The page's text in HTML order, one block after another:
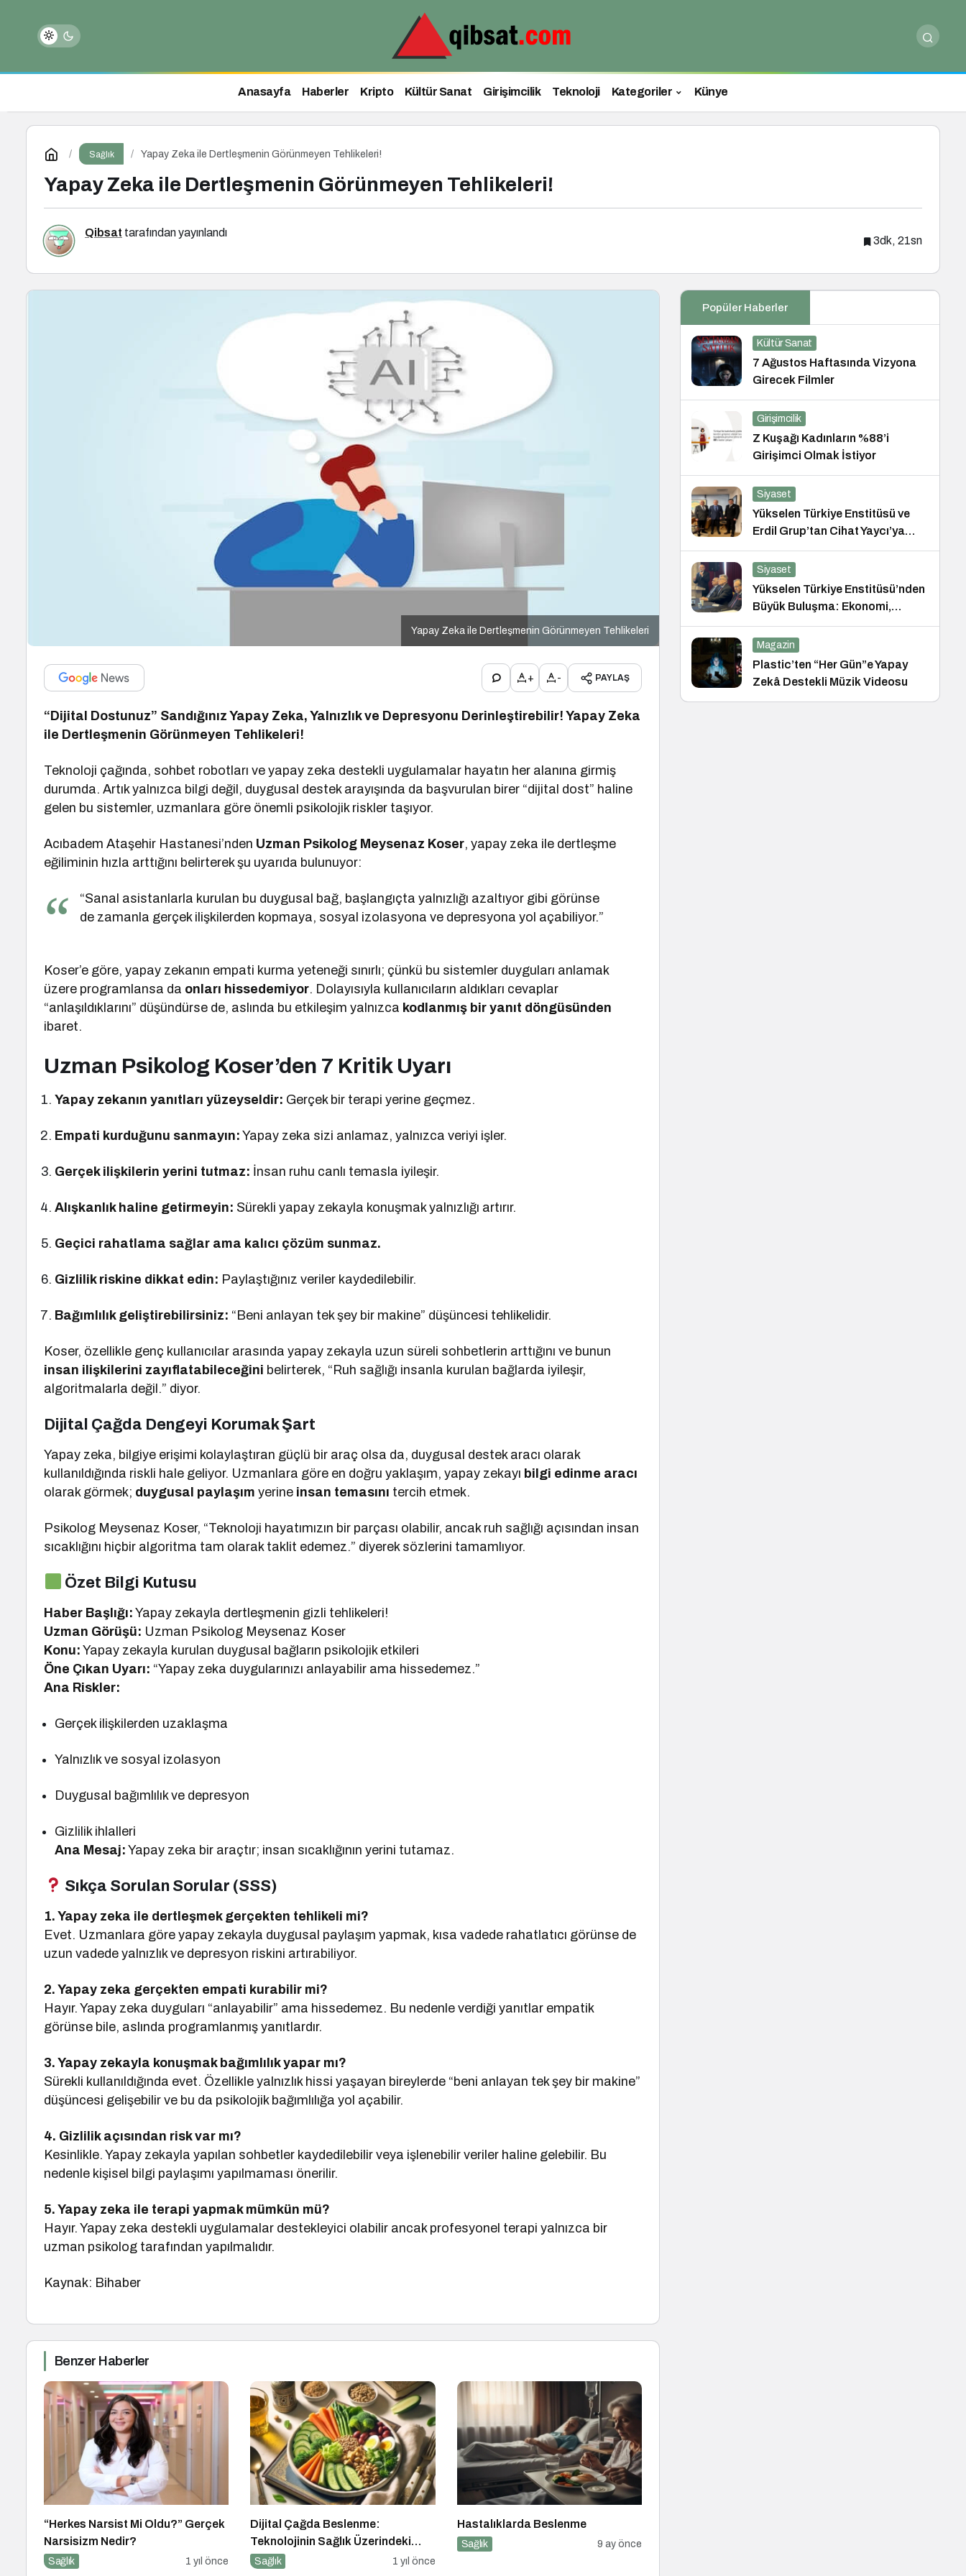
Anasayfa Haberler Kripto Kültür Sanat Girişimcilik Teknoloji Kategoriler Künye
Sağlık Yapay Zeka ile Dertleşmenin Görünmeyen Tehlikeleri!
Yapay Zeka ile Dertleşmenin Görünmeyen Tehlikeleri!
Qibsat tarafından yayınlandı
3dk, 21sn
Yapay Zeka ile Dertleşmenin Görünmeyen Tehlikeleri
+ - PAYLAŞ
“Dijital Dostunuz” Sandığınız Yapay Zeka, Yalnızlık ve Depresyonu Derinleştirebilir! Yapay Zeka
ile Dertleşmenin Görünmeyen Tehlikeleri!
Teknoloji çağında, sohbet robotları ve yapay zeka destekli uygulamalar hayatın her alanına girmiş
durumda. Artık yalnızca bilgi değil, duygusal destek arayışında da başvurulan birer “dijital dost” haline
gelen bu sistemler, uzmanlara göre önemli psikolojik riskler taşıyor.
Acıbadem Ataşehir Hastanesi’nden Uzman Psikolog Meysenaz Koser, yapay zeka ile dertleşme
eğiliminin hızla arttığını belirterek şu uyarıda bulunuyor:
“Sanal asistanlarla kurulan bu duygusal bağ, başlangıçta yalnızlığı azaltıyor gibi görünse
de zamanla gerçek ilişkilerden kopmaya, sosyal izolasyona ve depresyona yol açabiliyor.”
Koser’e göre, yapay zekanın empati kurma yeteneği sınırlı; çünkü bu sistemler duyguları anlamak
üzere programlansa da onları hissedemiyor. Dolayısıyla kullanıcıların aldıkları cevaplar
“anlaşıldıklarını” düşündürse de, aslında bu etkileşim yalnızca kodlanmış bir yanıt döngüsünden
ibaret.
Uzman Psikolog Koser’den 7 Kritik Uyarı
Yapay zekanın yanıtları yüzeyseldir: Gerçek bir terapi yerine geçmez.
Empati kurduğunu sanmayın: Yapay zeka sizi anlamaz, yalnızca veriyi işler.
Gerçek ilişkilerin yerini tutmaz: İnsan ruhu canlı temasla iyileşir.
Alışkanlık haline getirmeyin: Sürekli yapay zekayla konuşmak yalnızlığı artırır.
Geçici rahatlama sağlar ama kalıcı çözüm sunmaz.
Gizlilik riskine dikkat edin: Paylaştığınız veriler kaydedilebilir.
Bağımlılık geliştirebilirsiniz: “Beni anlayan tek şey bir makine” düşüncesi tehlikelidir.
Koser, özellikle genç kullanıcılar arasında yapay zekayla uzun süreli sohbetlerin arttığını ve bunun
insan ilişkilerini zayıflatabileceğini belirterek, “Ruh sağlığı insanla kurulan bağlarda iyileşir,
algoritmalarla değil.” diyor.
Dijital Çağda Dengeyi Korumak Şart
Yapay zeka, bilgiye erişimi kolaylaştıran güçlü bir araç olsa da, duygusal destek aracı olarak
kullanıldığında riskli hale geliyor. Uzmanlara göre en doğru yaklaşım, yapay zekayı bilgi edinme aracı
olarak görmek; duygusal paylaşım yerine insan temasını tercih etmek.
Psikolog Meysenaz Koser, “Teknoloji hayatımızın bir parçası olabilir, ancak ruh sağlığı açısından insan
sıcaklığını hiçbir algoritma tam olarak taklit edemez.” diyerek sözlerini tamamlıyor.
Özet Bilgi Kutusu
Haber Başlığı: Yapay zekayla dertleşmenin gizli tehlikeleri!
Uzman Görüşü: Uzman Psikolog Meysenaz Koser
Konu: Yapay zekayla kurulan duygusal bağların psikolojik etkileri
Öne Çıkan Uyarı: “Yapay zeka duygularınızı anlayabilir ama hissedemez.”
Ana Riskler:
Gerçek ilişkilerden uzaklaşma
Yalnızlık ve sosyal izolasyon
Duygusal bağımlılık ve depresyon
Gizlilik ihlalleri
Ana Mesaj: Yapay zeka bir araçtır; insan sıcaklığının yerini tutamaz.
Sıkça Sorulan Sorular (SSS)
1. Yapay zeka ile dertleşmek gerçekten tehlikeli mi?
Evet. Uzmanlara göre yapay zekayla duygusal paylaşım yapmak, kısa vadede rahatlatıcı görünse de
uzun vadede yalnızlık ve depresyon riskini artırabiliyor.
2. Yapay zeka gerçekten empati kurabilir mi?
Hayır. Yapay zeka duyguları “anlayabilir” ama hissedemez. Bu nedenle verdiği yanıtlar empatik
görünse bile, aslında programlanmış yanıtlardır.
3. Yapay zekayla konuşmak bağımlılık yapar mı?
Sürekli kullanıldığında evet. Özellikle yalnızlık hissi yaşayan bireylerde “beni anlayan tek şey bir makine”
düşüncesi gelişebilir ve bu da psikolojik bağımlılığa yol açabilir.
4. Gizlilik açısından risk var mı?
Kesinlikle. Yapay zekayla yapılan sohbetler kaydedilebilir veya işlenebilir veriler haline gelebilir. Bu
nedenle kişisel bilgi paylaşımı yapılmaması önerilir.
5. Yapay zeka ile terapi yapmak mümkün mü?
Hayır. Yapay zeka destekli uygulamalar destekleyici olabilir ancak profesyonel terapi yalnızca bir
uzman psikolog tarafından yapılmalıdır.
Kaynak: Bihaber
Benzer Haberler
“Herkes Narsist Mi Oldu?” Gerçek
Narsisizm Nedir?
Sağlık 1 yıl önce
Dijital Çağda Beslenme:
Teknolojinin Sağlık Üzerindeki
Etkileri ve Yeni Alışkanlıklar
Sağlık 1 yıl önce
Hastalıklarda Beslenme
Sağlık 9 ay önce
Popüler Haberler
Kültür Sanat
7 Ağustos Haftasında Vizyona
Girecek Filmler
Girişimcilik
Z Kuşağı Kadınların %88’i
Girişimci Olmak İstiyor
Siyaset
Yükselen Türkiye Enstitüsü ve
Erdil Grup’tan Cihat Yaycı’ya
Anlamlı Ziyaret
Siyaset
Yükselen Türkiye Enstitüsü’nden
Büyük Buluşma: Ekonomi,
Güvenlik Politikaları ve Hukuk
Konferansı
Magazin
Plastic’ten “Her Gün”e Yapay
Zekâ Destekli Müzik Videosu